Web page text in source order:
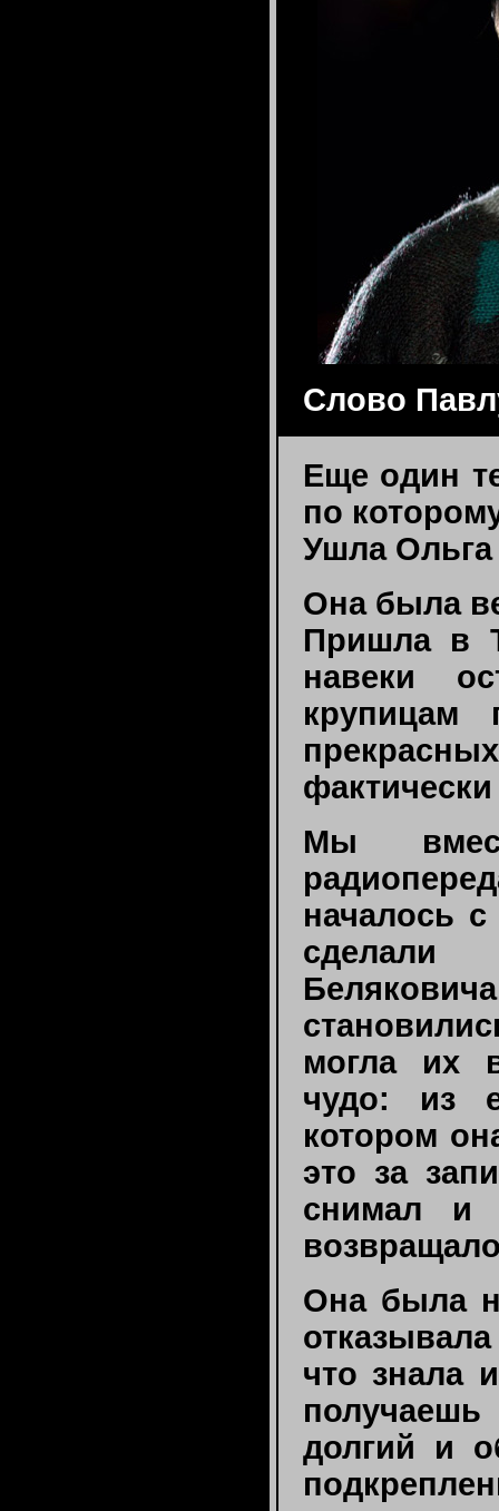
Слово
Еще один
по
Ушла
Она была
Пришла в
навеки
Мы
началось
могла их
чудо: из
котором
это за
снимал и
Она была
что знала
долгий и